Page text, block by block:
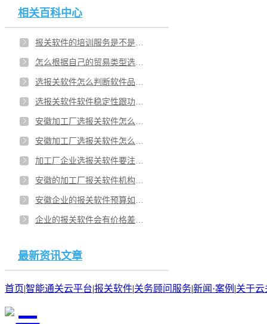
相关百科中心
报关软件的培训服务是不是真的会跟到位？安徽报关软件的定制化对企业优势才明显吗？
怎么根据自己的贸易类型选择报关软件？安徽加工厂知道报关软件安全性有保障吗？
选报关软件怎么判断软件品牌的实力？安徽的报关软件操作便捷性对企业是否重要？
选报关软件软件稳定性跟功能怎么样？安徽的报关软件售后服务为何重要？
安徽加工厂选报关软件怎么挑适合？加工厂报关软件选哪家品牌足够好？
安徽加工厂选报关软件怎么挑适合？加工厂报关软件选哪家品牌足够好？
加工厂企业选报关软件要注意哪些？加工贸易安徽企业金关二期账册系统适合吗？
安徽的加工厂报关软件机构挑选有啥？报关软件系统报价受哪些影响？
安徽企业的报关软件预算如何？各企业用的报关软件功能差异大吗？
企业的报关软件会有价格差异的原因是？安徽企业自己报关软件系统开发可以吗？
最新资讯文章
首页 智能通关云平台 报关软件 关务顾问服务新闻·案例 关于云